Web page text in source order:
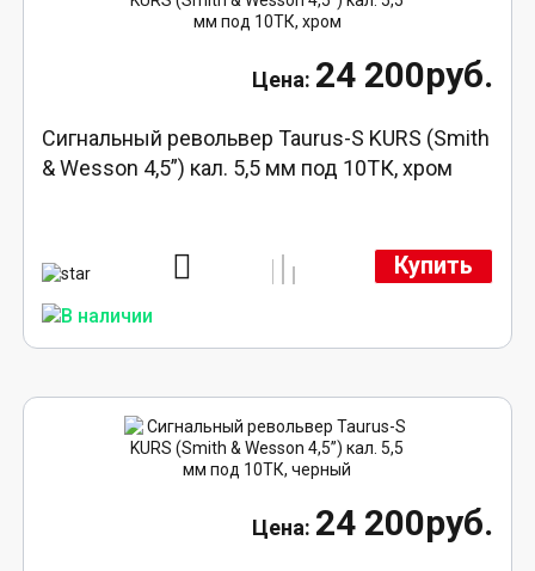
24 200руб.
Сигнальный револьвер Taurus-S KURS (Smith
& Wesson 4,5”) кал. 5,5 мм под 10ТК, хром
Купить
24 200руб.